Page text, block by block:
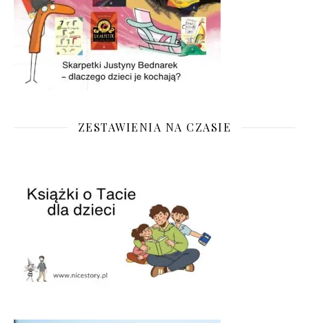
ZESTAWIENIA NA CZASIE